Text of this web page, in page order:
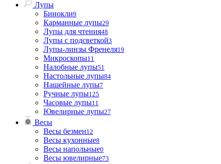
Лупы
Бинокли9
Карманные лупы29
Лупы для чтения48
Лупы с подсветкой3
Лупы-линзы Френеля19
Микроскопы11
Налобные лупы51
Настольные лупы84
Нашейные лупы7
Ручные лупы125
Часовые лупы11
Ювелирные лупы27
Весы
Весы безмен12
Весы кухонные8
Весы напольные0
Весы ювелирные73